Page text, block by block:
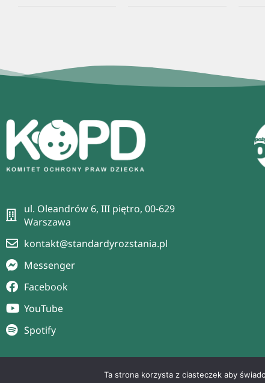
ul. Oleandrów 6, III piętro, 00-629
Warszawa
kontakt@standardyrozstania.pl
Messenger
Facebook
YouTube
Spotify
Ta strona korzysta z ciasteczek aby